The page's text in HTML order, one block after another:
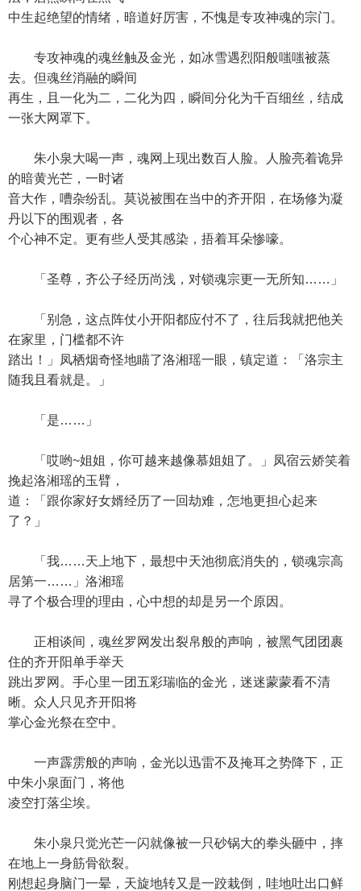
中生起绝望的情绪，暗道好厉害，不愧是专攻神魂的宗门。
专攻神魂的魂丝触及金光，如冰雪遇烈阳般嗤嗤被蒸
去。但魂丝消融的瞬间
再生，且一化为二，二化为四，瞬间分化为千百细丝，结成
一张大网罩下。
朱小泉大喝一声，魂网上现出数百人脸。人脸亮着诡异
的暗黄光芒，一时诸
音大作，嘈杂纷乱。莫说被围在当中的齐开阳，在场修为凝
丹以下的围观者，各
个心神不定。更有些人受其感染，捂着耳朵惨嚎。
「圣尊，齐公子经历尚浅，对锁魂宗更一无所知……」
「别急，这点阵仗小开阳都应付不了，往后我就把他关
在家里，门槛都不许
踏出！」凤栖烟奇怪地瞄了洛湘瑶一眼，镇定道：「洛宗主
随我且看就是。」
「是……」
「哎哟~姐姐，你可越来越像慕姐姐了。」凤宿云娇笑着
挽起洛湘瑶的玉臂，
道：「跟你家好女婿经历了一回劫难，怎地更担心起来
了？」
「我……天上地下，最想中天池彻底消失的，锁魂宗高
居第一……」洛湘瑶
寻了个极合理的理由，心中想的却是另一个原因。
正相谈间，魂丝罗网发出裂帛般的声响，被黑气团团裹
住的齐开阳单手举天
跳出罗网。手心里一团五彩瑞临的金光，迷迷蒙蒙看不清
晰。众人只见齐开阳将
掌心金光祭在空中。
一声霹雳般的声响，金光以迅雷不及掩耳之势降下，正
中朱小泉面门，将他
凌空打落尘埃。
朱小泉只觉光芒一闪就像被一只砂锅大的拳头砸中，摔
在地上一身筋骨欲裂。
刚想起身脑门一晕，天旋地转又是一跤栽倒，哇地吐出口鲜